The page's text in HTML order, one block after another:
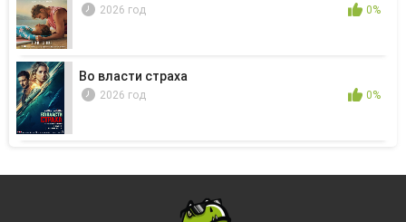
2026 год 0%
Во власти страха
2026 год 0%